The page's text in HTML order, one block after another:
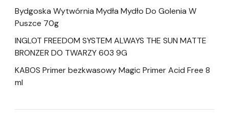
Bydgoska Wytwórnia Mydła Mydło Do Golenia W
Puszce 70g
INGLOT FREEDOM SYSTEM ALWAYS THE SUN MATTE
BRONZER DO TWARZY 603 9G
KABOS Primer bezkwasowy Magic Primer Acid Free 8
ml